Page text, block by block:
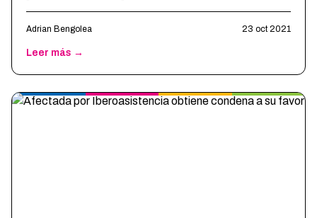
Adrian Bengolea 23 oct 2021
Leer más →